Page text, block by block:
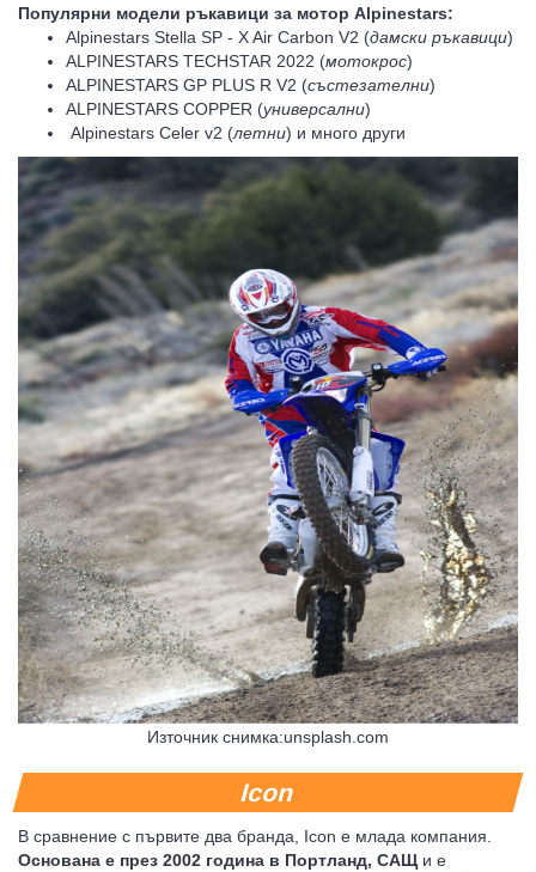
Популярни модели ръкавици за мотор Alpinestars:
Alpinestars Stella SP - X Air Carbon V2 (дамски ръкавици)
ALPINESTARS TECHSTAR 2022 (мотокрос)
ALPINESTARS GP PLUS R V2 (състезателни)
ALPINESTARS COPPER (универсални)
Alpinestars Celer v2 (летни) и много други
Източник снимка:unsplash.com
Icon
В сравнение с първите два бранда, Icon е млада компания.
Основана е през 2002 година в Портланд, САЩи е